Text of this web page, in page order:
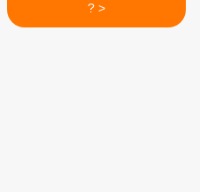
? >